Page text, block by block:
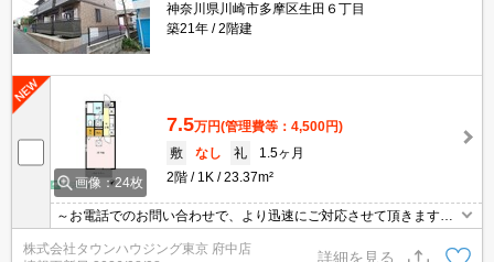
神奈川県川崎市多摩区生田６丁目
築21年
2階建
画像：24枚
7.5万円(管理費等：4,500円)
敷
なし 礼
1.5ヶ月
2階
1K 23.37m²
～お電話でのお問い合わせで、より迅速にご対応させて頂きます～
株式会社タウンハウジング東京 府中店
詳細を見る